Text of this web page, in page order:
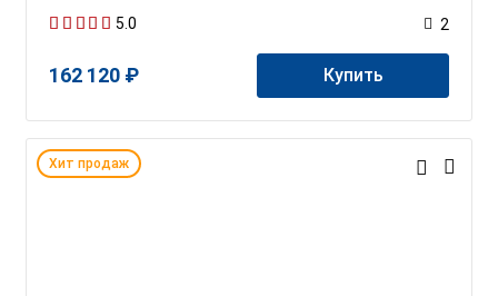
5.0 2
162 120 ₽ Купить
Хит продаж